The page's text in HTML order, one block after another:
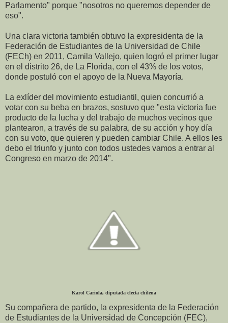
Parlamento" porque "nosotros no queremos depender de
eso".
Una clara victoria también obtuvo la expresidenta de la
Federación de Estudiantes de la Universidad de Chile
(FECh) en 2011, Camila Vallejo, quien logró el primer lugar
en el distrito 26, de La Florida, con el 43% de los votos,
donde postuló con el apoyo de la Nueva Mayoría.
La exlíder del movimiento estudiantil, quien concurrió a
votar con su beba en brazos, sostuvo que "esta victoria fue
producto de la lucha y del trabajo de muchos vecinos que
plantearon, a través de su palabra, de su acción y hoy día
con su voto, que quieren y pueden cambiar Chile. A ellos les
debo el triunfo y junto con todos ustedes vamos a entrar al
Congreso en marzo de 2014".
Karol Cariola, diputada electa chilena
Su compañera de partido, la expresidenta de la Federación
de Estudiantes de la Universidad de Concepción (FEC),